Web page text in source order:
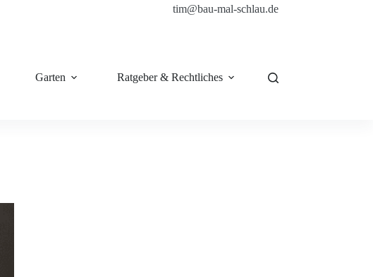
tim@bau-mal-schlau.de
Garten Ratgeber & Rechtliches Shop